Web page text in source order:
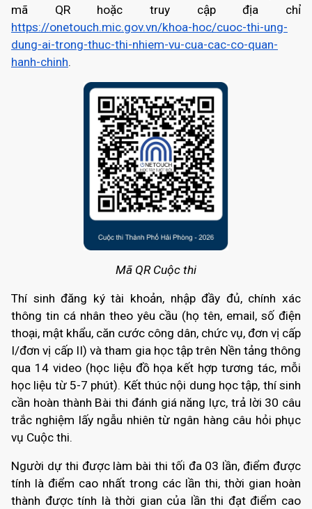
mã QR hoặc truy cập địa chỉ
https://onetouch.mic.gov.vn/khoa-hoc/cuoc-thi-ung-
dung-ai-trong-thuc-thi-nhiem-vu-cua-cac-co-quan-
hanh-chinh.
Mã QR Cuộc thi
Thí sinh đăng ký tài khoản, nhập đầy đủ, chính xác
thông tin cá nhân theo yêu cầu (họ tên, email, số điện
thoại, mật khẩu, căn cước công dân, chức vụ, đơn vị cấp
I/đơn vị cấp II) và tham gia học tập trên Nền tảng thông
qua 14 video (học liệu đồ họa kết hợp tương tác, mỗi
học liệu từ 5-7 phút). Kết thúc nội dung học tập, thí sinh
cần hoàn thành Bài thi đánh giá năng lực, trả lời 30 câu
trắc nghiệm lấy ngẫu nhiên từ ngân hàng câu hỏi phục
vụ Cuộc thi.
Người dự thi được làm bài thi tối đa 03 lần, điểm được
tính là điểm cao nhất trong các lần thi, thời gian hoàn
thành được tính là thời gian của lần thi đạt điểm cao